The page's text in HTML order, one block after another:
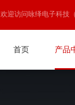
欢迎访问咏绎电子科技
首页 产品